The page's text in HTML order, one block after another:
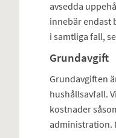
avsedda
innebär endast
i samtliga fall,
Grundavgift
Grundavgiften
hushållsavfall.
kostnader
administration.